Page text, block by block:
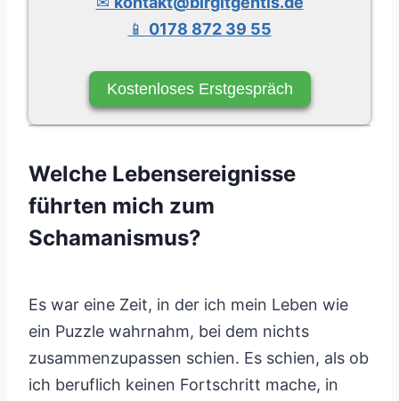
📱 0178 872 39 55
Kostenloses Erstgespräch
Welche Lebensereignisse
führten mich zum
Schamanismus?
Es war eine Zeit, in der ich mein Leben wie
ein Puzzle wahrnahm, bei dem nichts
zusammenzupassen schien. Es schien, als ob
ich beruflich keinen Fortschritt mache, in